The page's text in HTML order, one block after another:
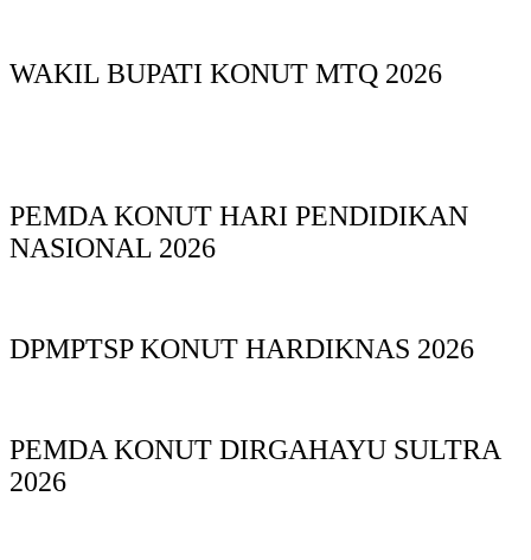
WAKIL BUPATI KONUT MTQ 2026
PEMDA KONUT HARI PENDIDIKAN
NASIONAL 2026
DPMPTSP KONUT HARDIKNAS 2026
PEMDA KONUT DIRGAHAYU SULTRA
2026